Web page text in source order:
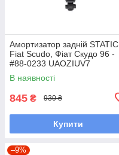
Амортизатор задній STATIC
Fiat Scudo, Фіат Скудо 96 -
#88-0233 UAOZIUV7
В наявності
845 ₴ 930 ₴
Купити
–9%